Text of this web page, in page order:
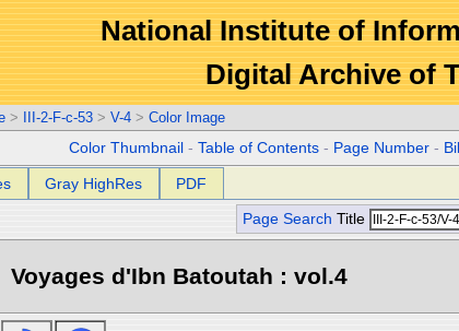
National Institute of
Digital Archive of
> III-2-F-c-53 > V-4 > Color Image
Color Thumbnail -Table of Contents - Page Number -
Gray HighRes PDF
Page Search Title
Voyages d'Ibn Batoutah : vol.4